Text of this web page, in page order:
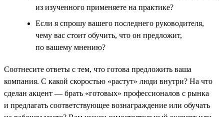
из изученного применяете на практике?
Если я спрошу вашего последнего руководителя,
чему вас стоит обучить, что он предложит,
по вашему мнению?
Соотнесите ответы с тем, что готова предложить ваша
компания. С какой скоростью «растут» люди внутри? На что
сделан акцент — брать «готовых» профессионалов с рынка
и предлагать соответствующее вознаграждение или обучать